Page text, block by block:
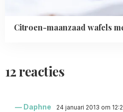
Citroen-maanzaad wafels
12 reacties
Daphne 24 januari 2013 om